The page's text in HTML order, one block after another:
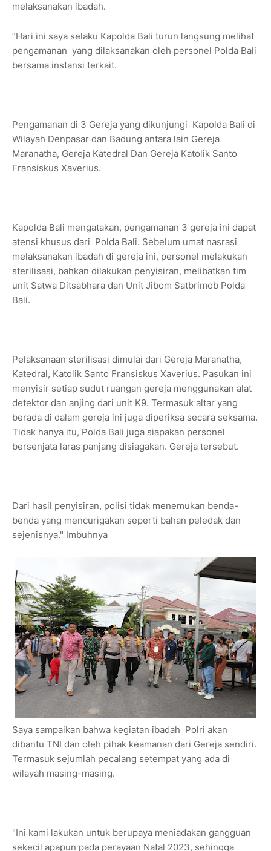
melaksanakan ibadah.
“Hari ini saya selaku Kapolda Bali turun langsung melihat
pengamanan yang dilaksanakan oleh personel Polda Bali
bersama instansi terkait.
Pengamanan di 3 Gereja yang dikunjungi Kapolda Bali di
Wilayah Denpasar dan Badung antara lain Gereja
Maranatha, Gereja Katedral Dan Gereja Katolik Santo
Fransiskus Xaverius.
Kapolda Bali mengatakan, pengamanan 3 gereja ini dapat
atensi khusus dari Polda Bali. Sebelum umat nasrasi
melaksanakan ibadah di gereja ini, personel melakukan
sterilisasi, bahkan dilakukan penyisiran, melibatkan tim
unit Satwa Ditsabhara dan Unit Jibom Satbrimob Polda
Bali.
Pelaksanaan sterilisasi dimulai dari Gereja Maranatha,
Katedral, Katolik Santo Fransiskus Xaverius. Pasukan ini
menyisir setiap sudut ruangan gereja menggunakan alat
detektor dan anjing dari unit K9. Termasuk altar yang
berada di dalam gereja ini juga diperiksa secara seksama.
Tidak hanya itu, Polda Bali juga siapakan personel
bersenjata laras panjang disiagakan. Gereja tersebut.
Dari hasil penyisiran, polisi tidak menemukan benda-
benda yang mencurigakan seperti bahan peledak dan
sejenisnya." Imbuhnya
Saya sampaikan bahwa kegiatan ibadah Polri akan
dibantu TNI dan oleh pihak keamanan dari Gereja sendiri.
Termasuk sejumlah pecalang setempat yang ada di
wilayah masing-masing.
"Ini kami lakukan untuk berupaya meniadakan gangguan
sekecil apapun pada perayaan Natal 2023, sehingga